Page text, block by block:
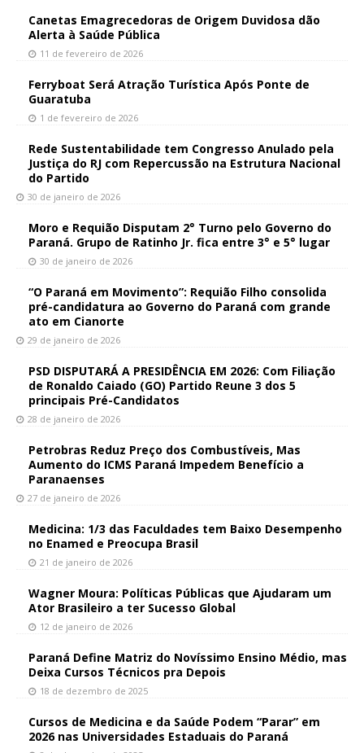
Canetas Emagrecedoras de Origem Duvidosa dão
Alerta à Saúde Pública
11 de fevereiro de 2026
Ferryboat Será Atração Turística Após Ponte de
Guaratuba
1 de fevereiro de 2026
Rede Sustentabilidade tem Congresso Anulado pela
Justiça do RJ com Repercussão na Estrutura Nacional
do Partido
30 de janeiro de 2026
Moro e Requião Disputam 2° Turno pelo Governo do
Paraná. Grupo de Ratinho Jr. fica entre 3° e 5° lugar
30 de janeiro de 2026
“O Paraná em Movimento”: Requião Filho consolida
pré-candidatura ao Governo do Paraná com grande
ato em Cianorte
29 de janeiro de 2026
PSD DISPUTARÁ A PRESIDÊNCIA EM 2026: Com Filiação
de Ronaldo Caiado (GO) Partido Reune 3 dos 5
principais Pré-Candidatos
28 de janeiro de 2026
Petrobras Reduz Preço dos Combustíveis, Mas
Aumento do ICMS Paraná Impedem Benefício a
Paranaenses
27 de janeiro de 2026
Medicina: 1/3 das Faculdades tem Baixo Desempenho
no Enamed e Preocupa Brasil
21 de janeiro de 2026
Wagner Moura: Políticas Públicas que Ajudaram um
Ator Brasileiro a ter Sucesso Global
12 de janeiro de 2026
Paraná Define Matriz do Novíssimo Ensino Médio, mas
Deixa Cursos Técnicos pra Depois
18 de dezembro de 2025
Cursos de Medicina e da Saúde Podem “Parar” em
2026 nas Universidades Estaduais do Paraná